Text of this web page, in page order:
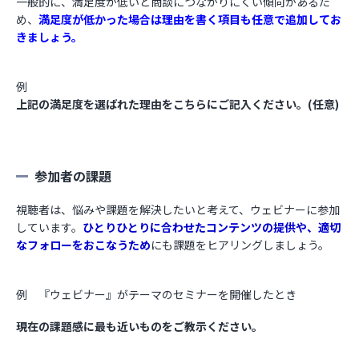
め、 満足度が低かった場合は理由を書く項目も任意で追加してお
きましょう。
例
上記の満足度を選ばれた理由をこちらにご記入ください。(任意)
参加者の課題
視聴者は、悩みや課題を解決したいと考えて、ウェビナーに参加
しています。 ひとりひとりに合わせたコンテンツの提供や、適切
なフォローをおこなうためにも課題をヒアリングしましょう。
例 『ウェビナー』がテーマのセミナーを開催したとき
現在の課題感に最も近いものをご教示ください。